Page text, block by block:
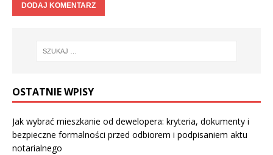
OSTATNIE WPISY
Jak wybrać mieszkanie od dewelopera: kryteria, dokumenty i
bezpieczne formalności przed odbiorem i podpisaniem aktu
notarialnego